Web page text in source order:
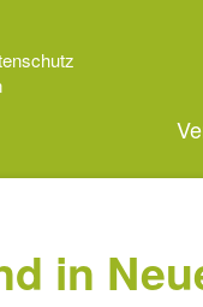
in